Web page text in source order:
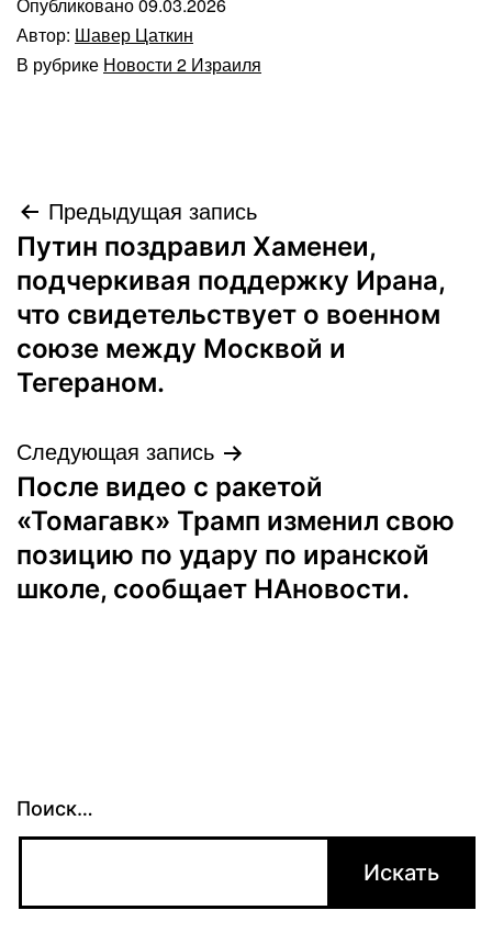
Опубликовано09.03.2026
Автор: Шавер Цаткин
В рубрике Новости 2 Израиля
Навигация
по
записям
Предыдущая запись
Путин поздравил Хаменеи,
подчеркивая поддержку Ирана,
что свидетельствует о военном
союзе между Москвой и
Тегераном.
Следующая запись
После видео с ракетой
«Томагавк» Трамп изменил свою
позицию по удару по иранской
школе, сообщает НАновости.
Поиск…